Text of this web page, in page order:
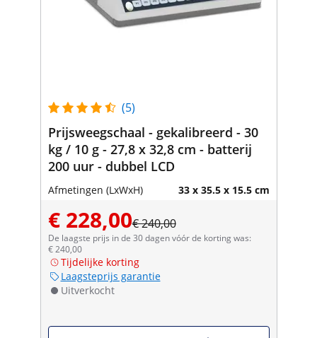
(5)
Prijsweegschaal - gekalibreerd - 30
kg / 10 g - 27,8 x 32,8 cm - batterij
200 uur - dubbel LCD
Afmetingen (LxWxH) 33 x 35.5 x 15.5 cm
€ 228,00€ 240,00
De laagste prijs in de 30 dagen vóór de korting was:
€ 240,00
Tijdelijke korting
Laagsteprijs garantie
Uitverkocht